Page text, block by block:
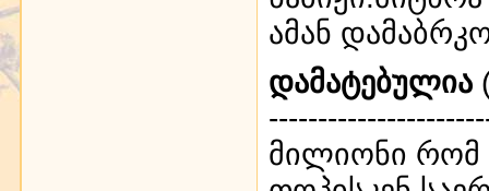
ამან
დამატებულია
მილიონი რომ